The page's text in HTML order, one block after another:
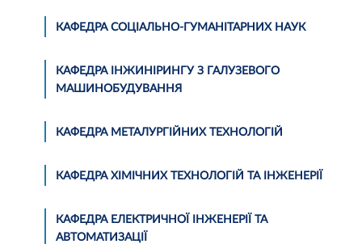
КАФЕДРА СОЦІАЛЬНО-ГУМАНІТАРНИХ НАУК
КАФЕДРА ІНЖИНІРИНГУ З ГАЛУЗЕВОГО
МАШИНОБУДУВАННЯ
КАФЕДРА МЕТАЛУРГІЙНИХ ТЕХНОЛОГІЙ
КАФЕДРА ХІМІЧНИХ ТЕХНОЛОГІЙ ТА ІНЖЕНЕРІЇ
КАФЕДРА ЕЛЕКТРИЧНОЇ ІНЖЕНЕРІЇ ТА
АВТОМАТИЗАЦІЇ